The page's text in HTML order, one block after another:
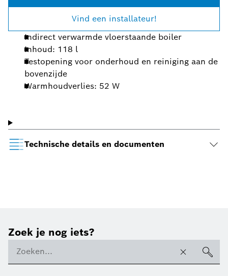
Vind een installateur!
Indirect verwarmde vloerstaande boiler
Inhoud: 118 l
Testopening voor onderhoud en reiniging aan de
bovenzijde
Warmhoudverlies: 52 W
Technische details en documenten
Zoek je nog iets?